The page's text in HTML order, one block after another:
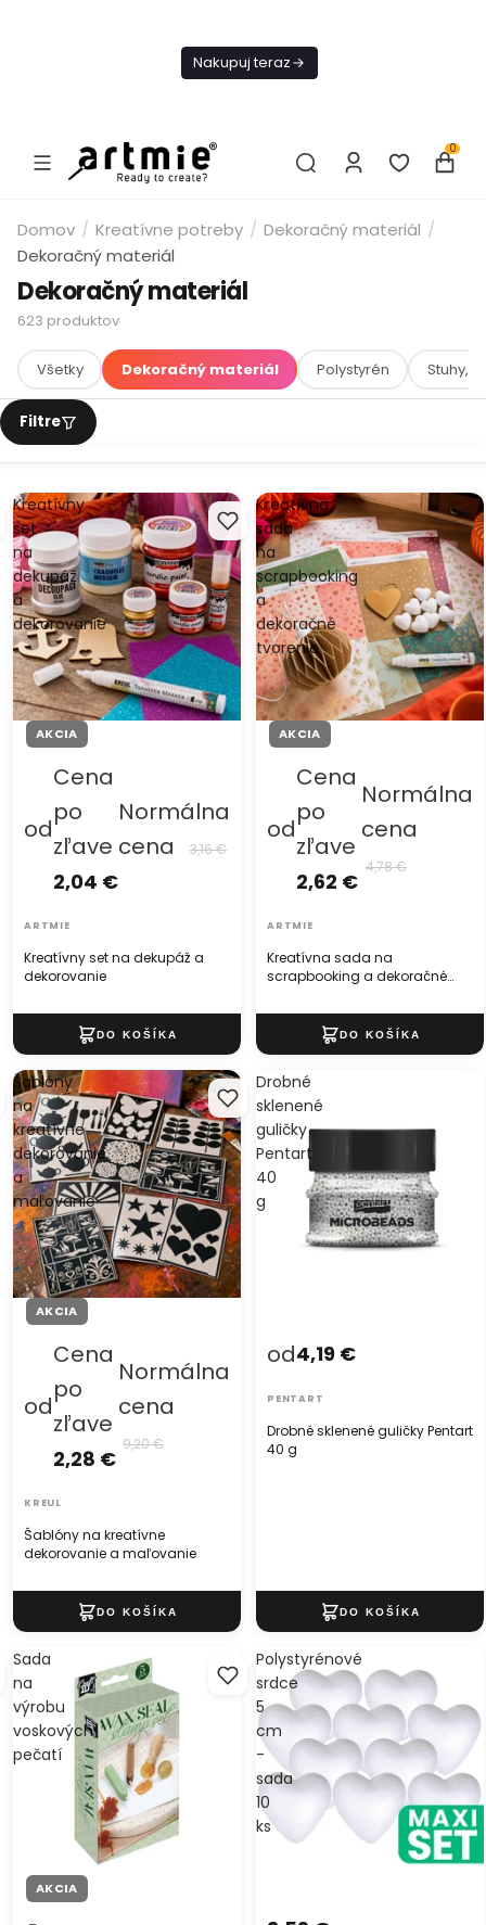
Nakupuj teraz
0
Domov / Kreatívne potreby / Dekoračný materiál /
Dekoračný materiál
Dekoračný materiál
623 produktov
Všetky Dekoračný materiál Polystyrén Stuhy,
Kreatívny
set
na
dekupáž
a
dekorovanie
AKCIA
Kreatívny set na dekupáž a
dekorovanie
od
Cena
po
zľave
2,04 €
Normálna
cena
3,16 €
ARTMIE
Kreatívna
sada
na
scrapbooking
a
dekoračné
tvorenie
AKCIA
Kreatívna sada na
scrapbooking a dekoračné
od
Cena
po
zľave
2,62 €
Normálna
cena
4,78 €
ARTMIE
Šablóny
na
kreatívne
dekorovanie
a
maľovanie
AKCIA
Šablóny na kreatívne
dekorovanie a maľovanie
od
Cena
po
zľave
2,28 €
Normálna
cena
9,20 €
KREUL
Drobné
sklenené
guličky
Pentart
40
g
Drobné sklenené guličky Pentart
40 g
od4,19 €
PENTART
Sada
na
výrobu
voskových
pečatí
AKCIA
Polystyrénové
srdce
5
cm
-
sada
10
ks